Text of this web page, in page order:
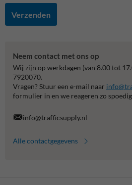
Verzenden
Neem contact met ons op
Wij zijn op werkdagen (van 8.00 tot
7920070.
Vragen? Stuur een e-mail naar
formulier in en we reageren zo
info@trafficsupply.nl
Alle contactgegevens